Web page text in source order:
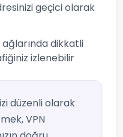
geçici olarak
dikkatli
izlenebilir
düzenli olarak
VPN